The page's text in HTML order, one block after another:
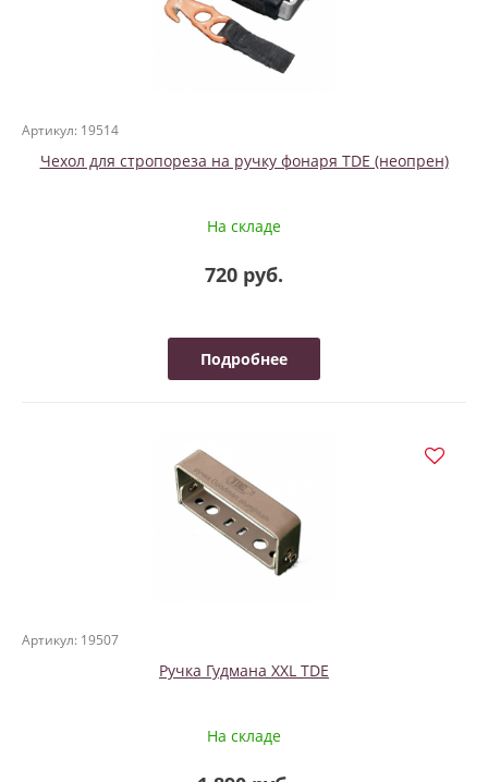
Артикул: 19514
Чехол для стропореза на ручку фонаря TDE (неопрен)
На складе
720 руб.
Подробнее
Артикул: 19507
Ручка Гудмана XXL TDE
На складе